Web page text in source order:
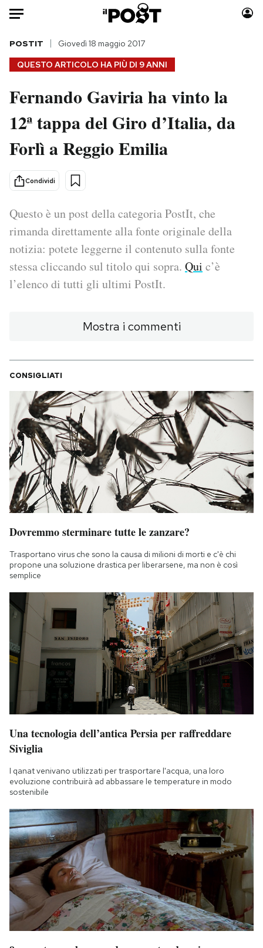
Auto
HOME
Italia
Politica
Tecnologia
Scienza
Economia
Sport
Moda
Consumismi
Storie/Idee
Altrecose
Mondiali calcio 2026
PODCAST
NEWSLETTER
I MIEI PREFERITI
SHOP
CALENDARIO
AREA PERSONALE
Area Personale
Notifiche mobile
Regala il Post
Hai bisogno di aiuto?
Esci
QUESTO ARTICOLO HA PIÙ DI 9 ANNI
POSTIT Giovedì 18 maggio 2017
Fernando Gaviria ha vinto la
12ª tappa del Giro d’Italia, da
Forlì a Reggio Emilia
Condividi
Questo è un post della categoria PostIt, che
rimanda direttamente alla fonte originale della
notizia: potete leggerne il contenuto sulla fonte
stessa cliccando sul titolo qui sopra. Qui c’è
l’elenco di tutti gli ultimi PostIt.
Mostra i commenti
CONSIGLIATI
Dovremmo sterminare tutte le zanzare?
Trasportano virus che sono la causa di milioni di morti e c'è chi
propone una soluzione drastica per liberarsene, ma non è così
semplice
Una tecnologia dell’antica Persia per raffreddare
Siviglia
I qanat venivano utilizzati per trasportare l'acqua, una loro
evoluzione contribuirà ad abbassare le temperature in modo
sostenibile